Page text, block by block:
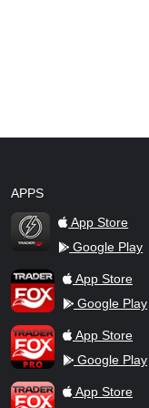
APPS
TraderFox Flash
App Store
Google Play
TraderFox AppApp Store
Google Play
TraderFox ProApp Store
Google Play
TraderFox dpa-AFX
App Store